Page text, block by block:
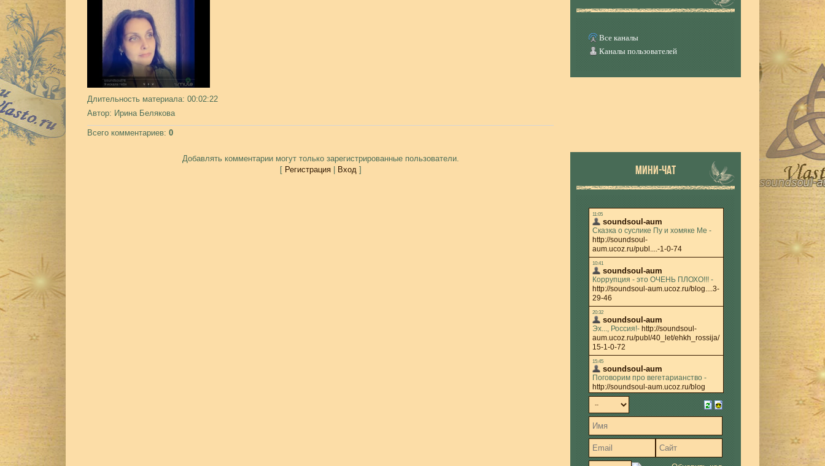
Длительность материала: 00:02:22
Автор: Ирина Белякова
Всего комментариев: 0
Добавлять комментарии могут только зарегистрированные пользователи.
[ Регистрация| Вход]
Все каналы
Каналы пользователей
МИНИ-ЧАТ